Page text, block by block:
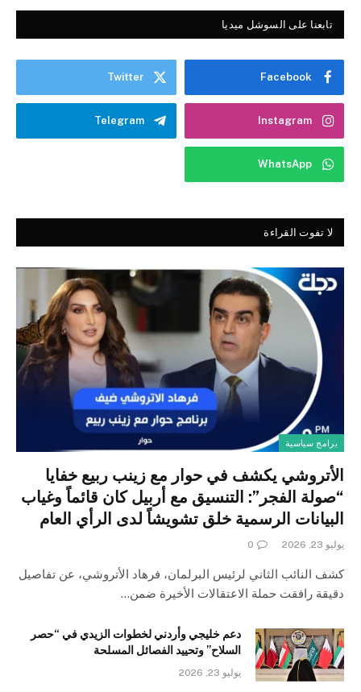
تابعنا على السوشل ميديا
Facebook
Twitter
Instagram
Telegram
WhatsApp
لا تفوت القراءة
برامج سياسية
الأتروشي يكشف في حوار مع زينب ربيع خفايا
“صولة الفجر”: التنسيق مع أربيل كان قائماً وغياب
البيانات الرسمية خلق تشويشاً لدى الرأي العام
يوليو 23, 2026 0
كشف النائب الثاني لرئيس البرلمان، فرهاد الأتروشي، عن تفاصيل
دقيقة رافقت حملة الاعتقالات الأخيرة ضمن…
دعم خليجي وأردني لخطوات الزيدي في “حصر
السلاح” وتحييد الفصائل المسلحة
يوليو 23, 2026